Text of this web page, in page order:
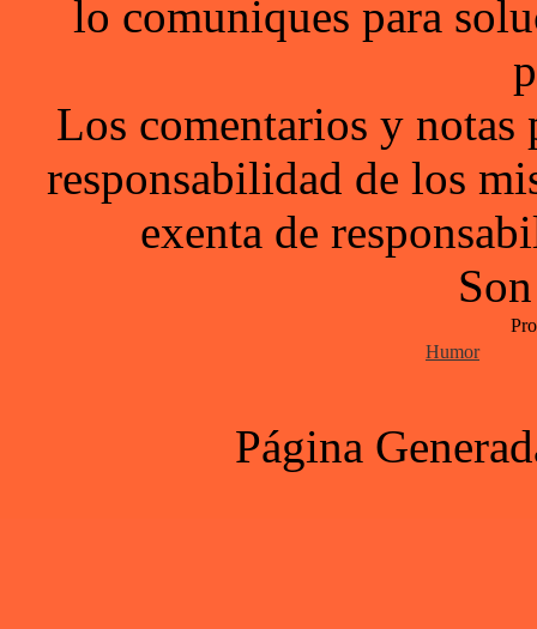
lo comuniques para
Los comentarios y notas
responsabilidad de los
exenta de
Humor
Página